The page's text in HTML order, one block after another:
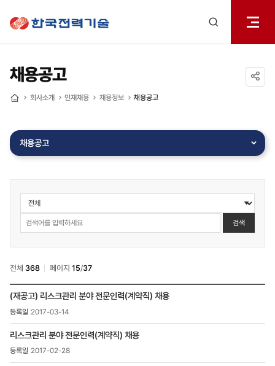
열기
채용공고
회사소개 인재채용 채용정보 채용공고
채용공고
인재채용
>
채용정보
>
채용공고
검색
전체 368 페이지 15/37
인재채용
>
채용정보
>
채용공고
목록
(재공고) 리스크관리 분야 전문인력(계약직) 채용
2017-03-14
리스크관리 분야 전문인력(계약직) 채용
2017-02-28